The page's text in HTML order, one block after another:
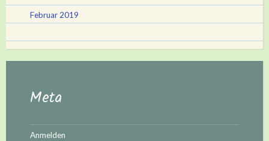
Februar 2019
Meta
Anmelden